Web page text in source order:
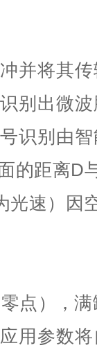
并将其
别出微
识别由
的距离D
光速）因
零点），
用参数